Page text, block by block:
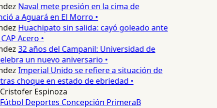
Naval mete presión en la cima de
a Aguará en El Morro •
Huachipato sin salida: cayó goleado ante
Acero •
32 años del Campanil: Universidad de
un nuevo aniversario •
Imperial Unido se refiere a situación de
choque en estado de ebriedad •
Cristofer Espinoza
Fútbol Deportes Concepción PrimeraB